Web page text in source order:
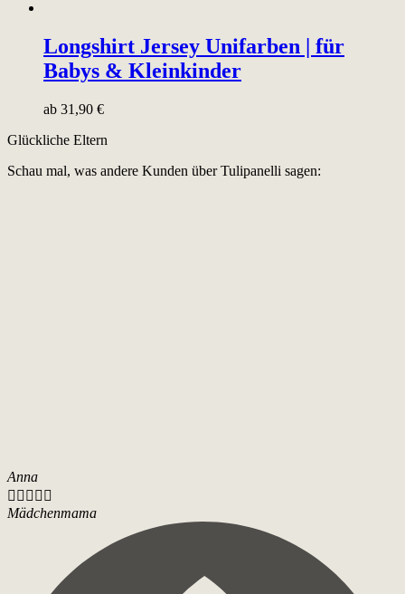
Longshirt Jersey Unifarben | für
Babys & Kleinkinder
ab 31,90 €
Glückliche Eltern
Schau mal, was andere Kunden über Tulipanelli sagen:
Anna
    
Mädchenmama